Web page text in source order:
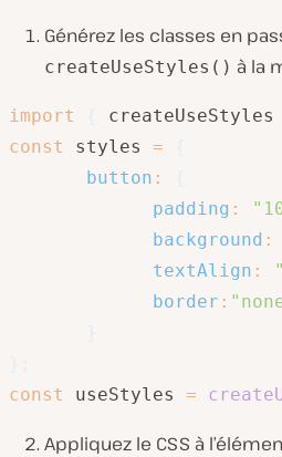
Générez les classes en
createUseStyles() à la
import createUseStyles
const
styles =
button :
padding :
background :
textAlign :
border :
const
useStyles =
Appliquez le CSS à